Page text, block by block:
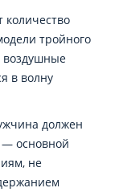
количество
тройного
воздушные
в волну
должен
— основной
не